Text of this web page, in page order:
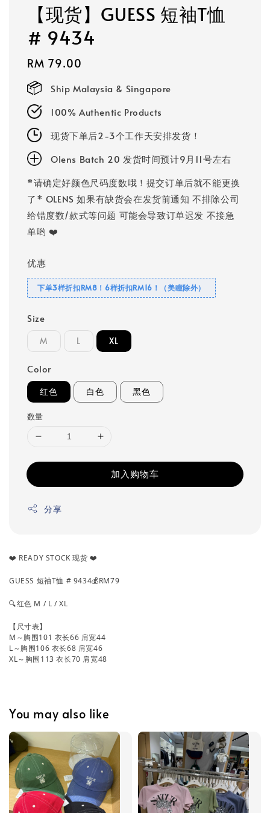
【现货】GUESS 短袖T恤
# 9434
Regular
price
RM 79.00
Ship Malaysia & Singapore
100% Authentic Products
现货下单后2-3个工作天安排发货！
Olens Batch 20 发货时间预计9月11号左右
*请确定好颜色尺码度数哦！提交订单后就不能更换
了* OLENS 如果有缺货会在发货前通知 不排除公司
给错度数/款式等问题 可能会导致订单迟发 不接急
单哟 ❤️
优惠
下单3样折扣RM8！6样折扣RM16！（美瞳除外）
Size
M L XL
Color
红色 白色 黑色
数量
加入购物车
分享
❤️ READY STOCK 现货 ❤️
GUESS 短袖T恤 # 9434💰RM79
🔍红色 M / L / XL
【尺寸表】
M～胸围101 衣长66 肩宽44
L～胸围106 衣长68 肩宽46
XL～胸围113 衣长70 肩宽48
You may also like